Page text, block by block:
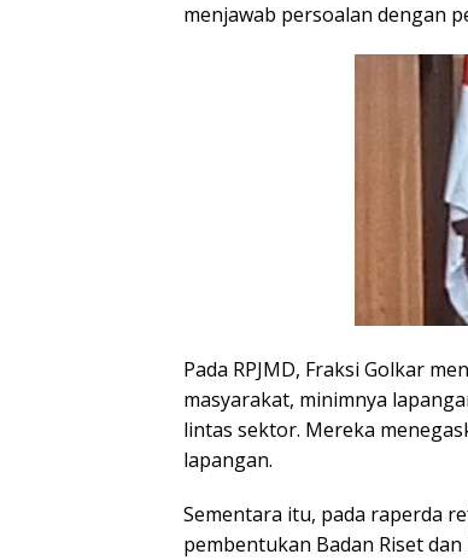
menjawab persoalan dengan
Pada RPJMD, Fraksi Golkar
masyarakat, minimnya
lintas sektor. Mereka
lapangan.
Sementara itu, pada raperda
pembentukan Badan Riset